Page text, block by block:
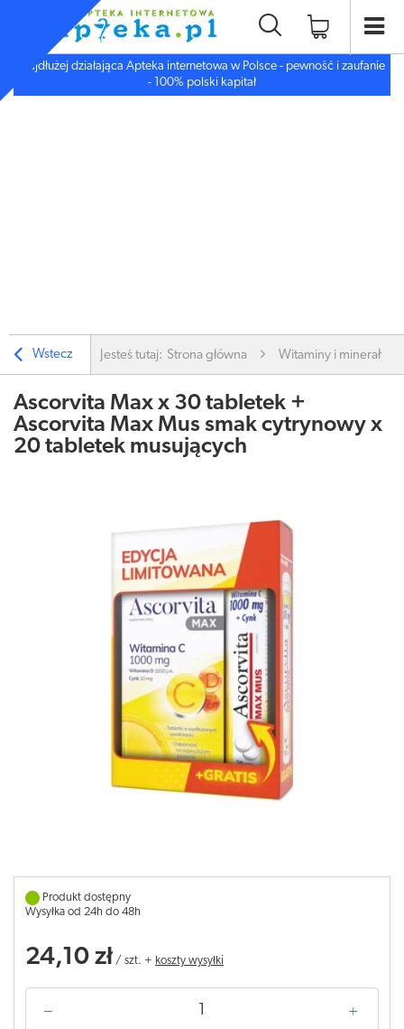
Najdłużej działająca Apteka internetowa w Polsce - pewność i zaufanie
- 100% polski kapitał
Wstecz Jesteś tutaj: Strona główna Witaminy i minerały
Ascorvita Max x 30 tabletek +
Ascorvita Max Mus smak cytrynowy x
20 tabletek musujących
Produkt dostępny
Wysyłka od 24h do 48h
24,10 zł / szt. + koszty wysyłki